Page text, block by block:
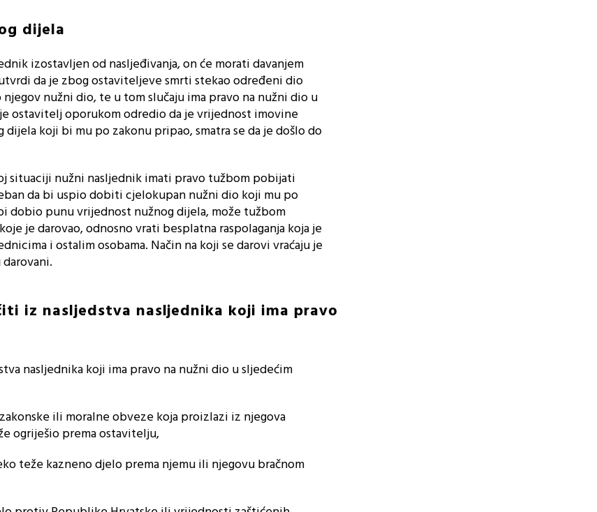
dijela
izostavljen od nasljeđivanja, on će morati davanjem
da je zbog ostaviteljeve smrti stekao određeni dio
nužni dio, te u tom slučaju ima pravo na nužni dio u
ostavitelj oporukom odredio da je vrijednost imovine
koji bi mu po zakonu pripao, smatra se da je došlo do
situaciji nužni nasljednik imati pravo tužbom pobijati
da bi uspio dobiti cjelokupan nužni dio koji mu po
dobio punu vrijednost nužnog dijela, može tužbom
je darovao, odnosno vrati besplatna raspolaganja koja je
i ostalim osobama. Način na koji se darovi vraćaju je
iz nasljedstva nasljednika koji ima pravo
nasljednika koji ima pravo na nužni dio u sljedećim
ili moralne obveze koja proizlazi iz njegova
ogriješio prema ostavitelju,
teže kazneno djelo prema njemu ili njegovu bračnom